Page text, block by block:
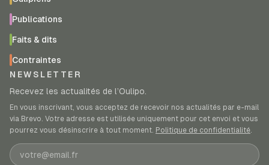
Publications
Faits & dits
Contraintes
NEWSLETTER
Recevez les actualités de l’Oulipo.
En vous inscrivant, vous acceptez de recevoir nos actualités par e-mail
via Brevo. Votre adresse est utilisée uniquement pour cet envoi et vous
pourrez vous désinscrire à tout moment. Politique de confidentialité.
Adresse e-mail